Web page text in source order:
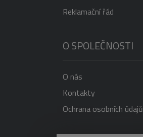
Reklamační řád
O SPOLEČNOSTI
O nás
Kontakty
Ochrana osobních údajů